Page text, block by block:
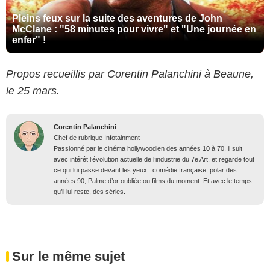
Pleins feux sur la suite des aventures de John
McClane : "58 minutes pour vivre" et "Une journée en
enfer" !
Propos recueillis par Corentin Palanchini à Beaune,
le 25 mars.
Corentin Palanchini
Chef de rubrique Infotainment
Passionné par le cinéma hollywoodien des années 10 à 70, il suit
avec intérêt l’évolution actuelle de l’industrie du 7e Art, et regarde tout
ce qui lui passe devant les yeux : comédie française, polar des
années 90, Palme d’or oubliée ou films du moment. Et avec le temps
qu’il lui reste, des séries.
Sur le même sujet